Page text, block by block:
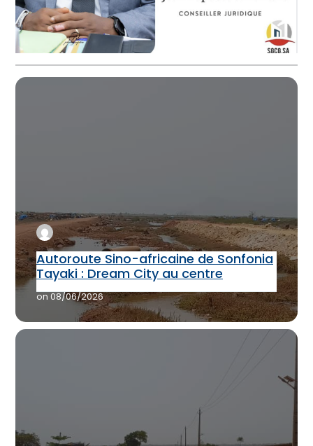
Autoroute Sino-africaine de Sonfonia
Tayaki : Dream City au centre
on08/06/2026